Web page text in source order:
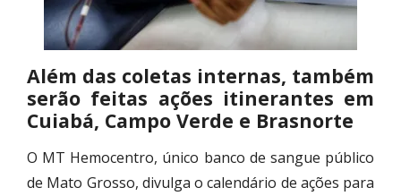
Além das coletas internas, também
serão feitas ações itinerantes em
Cuiabá, Campo Verde e Brasnorte
O MT Hemocentro, único banco de sangue público
de Mato Grosso, divulga o calendário de ações para